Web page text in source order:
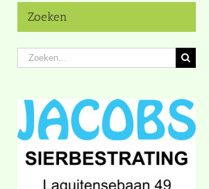
Zoeken
Zoeken
naar: